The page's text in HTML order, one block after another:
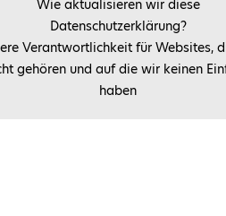
Wie aktualisieren wir diese
Datenschutzerklärung?
Verantwortlichkeit für Websites,
gehören und auf die wir keinen
haben